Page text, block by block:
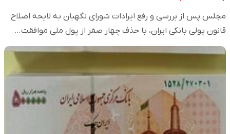
مجلس پس از بررسی و رفع ایرادات شورای نگهبان به لایحه اصلاح
قانون پولی بانکی ایران، با حذف چهار صفر از پول ملی موافقت…